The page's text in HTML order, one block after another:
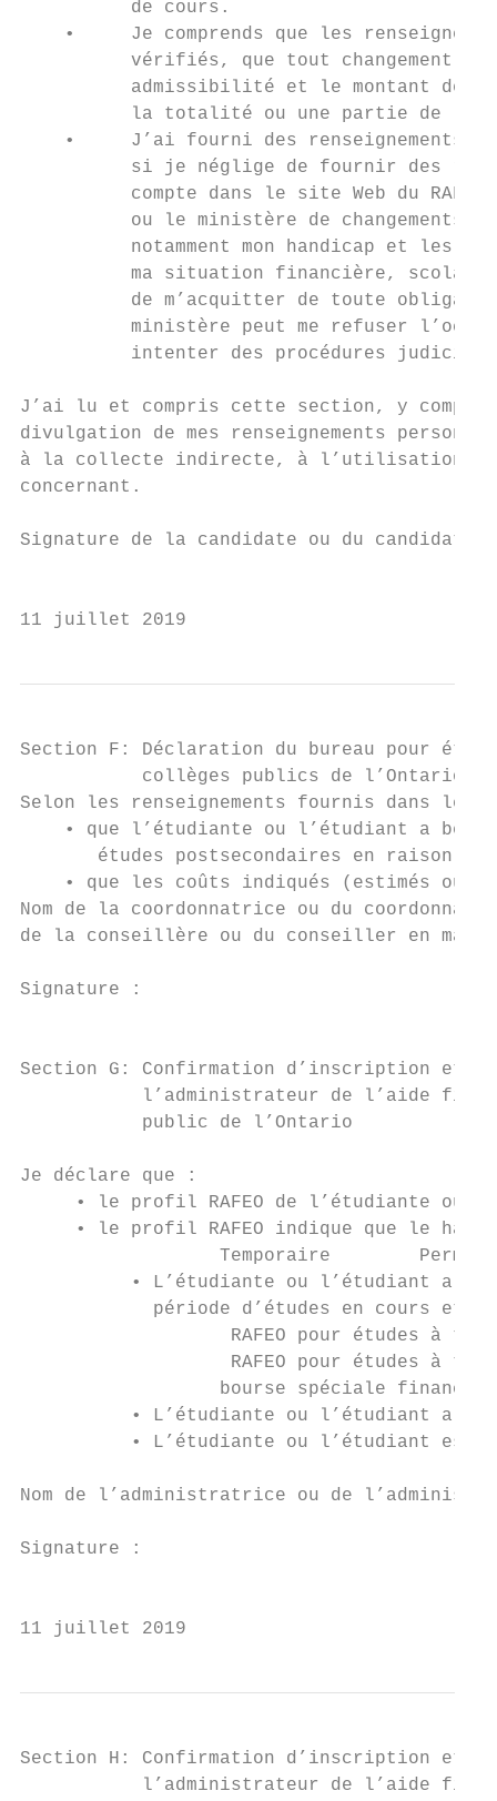
          de cours.
•     Je comprends que les
vérifiés, que tout changement
admissibilité et le montant de
la totalité ou une partie de la
•     J’ai fourni des renseignements
si je néglige de fournir des
compte dans le site Web du
ou le ministère de changements
notamment mon handicap et les
ma situation financière,
de m’acquitter de toute
ministère peut me refuser
intenter des procédures
J’ai lu et compris cette section, y
divulgation de mes renseignements
à la collecte indirecte, à l’utilisation et à
concernant.
Signature de la candidate ou du
11 juillet 2019
Section F: Déclaration du bureau pour
collèges publics de l’Ontario
Selon les renseignements fournis dans le
• que l’étudiante ou l’étudiant a
études postsecondaires en raison de
• que les coûts indiqués (estimés ou
Nom de la coordonnatrice ou du
de la conseillère ou du conseiller en
Signature :
Section G: Confirmation d’inscription et
l’administrateur de l’aide
           public de l’Ontario
Je déclare que :
• le profil RAFEO de l’étudiante ou
• le profil RAFEO indique que le
Temporaire
• L’étudiante ou l’étudiant a
période d’études en cours et y
RAFEO pour études à
RAFEO pour études à
bourse spéciale financée
• L’étudiante ou l’étudiant a
• L’étudiante ou l’étudiant est
Nom de l’administratrice ou de
Signature :
11 juillet 2019
Section H: Confirmation d’inscription et
l’administrateur de l’aide